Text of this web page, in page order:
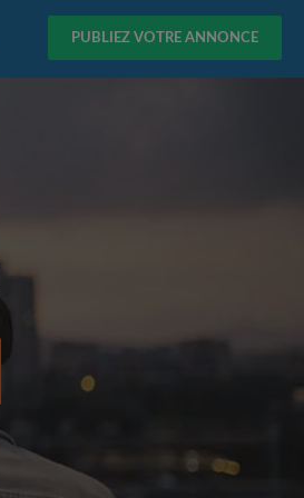
PUBLIEZ VOTRE ANNONCE